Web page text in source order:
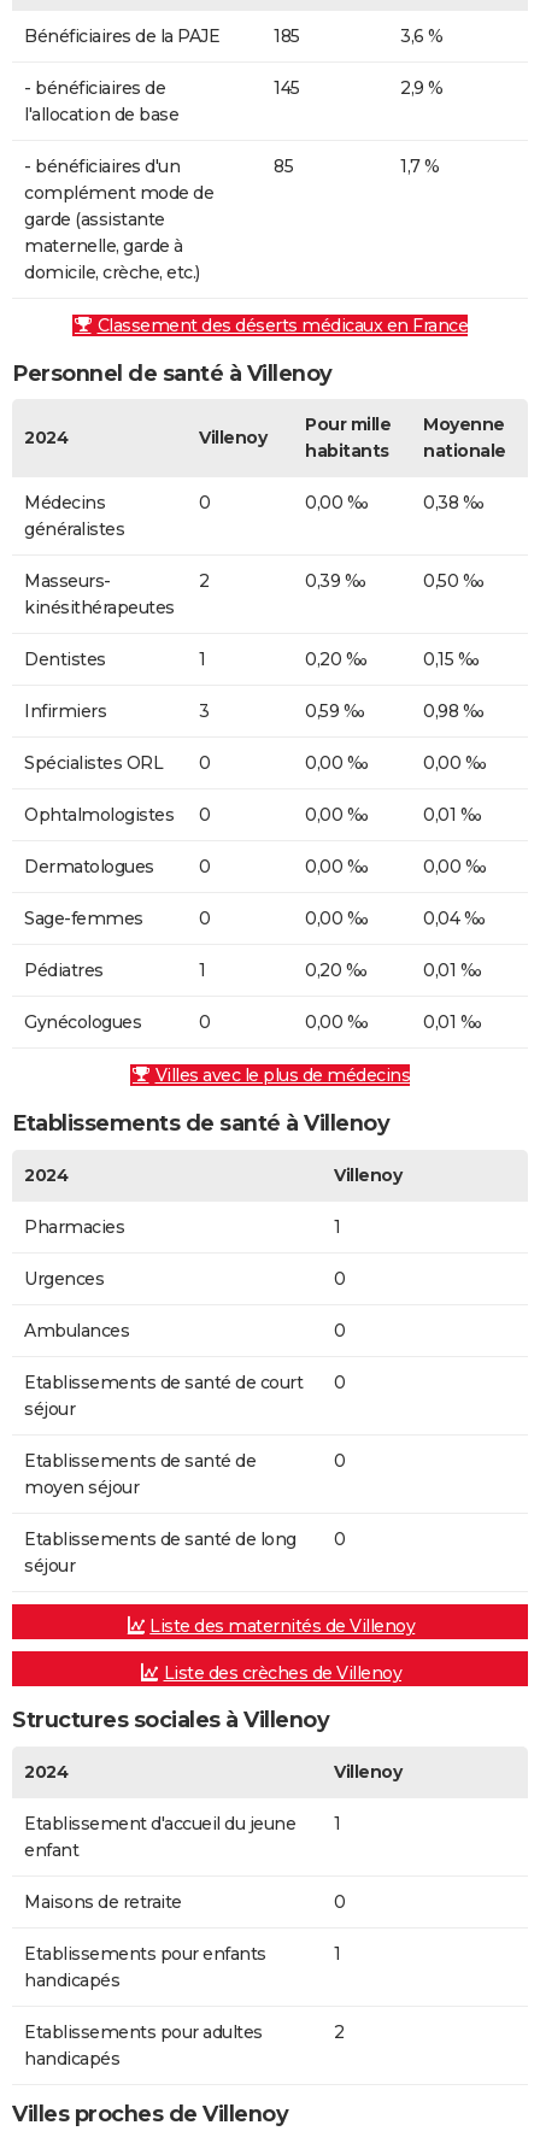
Bénéficiaires de la PAJE 185 3,6 %
- bénéficiaires de
l'allocation de base
145 2,9 %
- bénéficiaires d'un
complément mode de
garde (assistante
maternelle, garde à
domicile, crèche, etc.)
85 1,7 %
Classement des déserts médicaux en France
Personnel de santé à Villenoy
2024 Villenoy
Pour mille
habitants
Moyenne
nationale
Médecins
généralistes
0 0,00 ‰ 0,38 ‰
Masseurs-
kinésithérapeutes
2 0,39 ‰ 0,50 ‰
Dentistes 1 0,20 ‰ 0,15 ‰
Infirmiers 3 0,59 ‰ 0,98 ‰
Spécialistes ORL 0 0,00 ‰ 0,00 ‰
Ophtalmologistes 0 0,00 ‰ 0,01 ‰
Dermatologues 0 0,00 ‰ 0,00 ‰
Sage-femmes 0 0,00 ‰ 0,04 ‰
Pédiatres 1 0,20 ‰ 0,01 ‰
Gynécologues 0 0,00 ‰ 0,01 ‰
Villes avec le plus de médecins
Etablissements de santé à Villenoy
2024 Villenoy
Pharmacies 1
Urgences 0
Ambulances 0
Etablissements de santé de court
séjour
0
Etablissements de santé de
moyen séjour
0
Etablissements de santé de long
séjour
0
Liste des maternités de Villenoy
Liste des crèches de Villenoy
Structures sociales à Villenoy
2024 Villenoy
Etablissement d'accueil du jeune
enfant
1
Maisons de retraite 0
Etablissements pour enfants
handicapés
1
Etablissements pour adultes
handicapés
2
Villes proches de Villenoy